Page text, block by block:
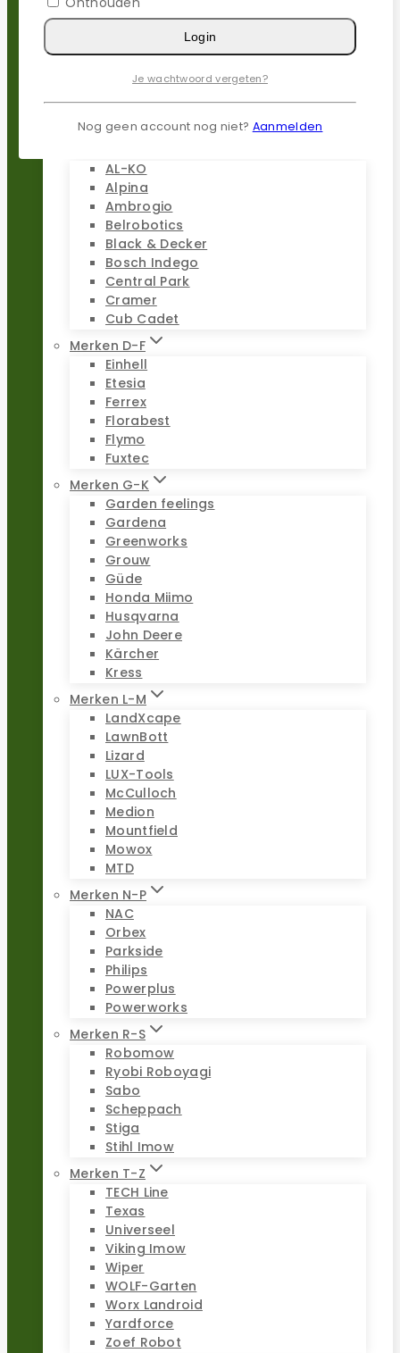
Gardena
Stiga
Stihl
Worx
AL-KO
Alpina
Ambrogio
Belrobotics
Black & Decker
Bosch Indego
Central Park
Cramer
Cub Cadet
Merken D-F
Einhell
Etesia
Ferrex
Florabest
Flymo
Fuxtec
Merken G-K
Garden feelings
Gardena
Greenworks
Grouw
Güde
Honda Miimo
Husqvarna
John Deere
Kärcher
Kress
Merken L-M
LandXcape
LawnBott
Lizard
LUX-Tools
McCulloch
Medion
Mountfield
Mowox
MTD
Merken N-P
NAC
Orbex
Parkside
Philips
Powerplus
Powerworks
Merken R-S
Robomow
Ryobi Roboyagi
Sabo
Scheppach
Stiga
Stihl Imow
Merken T-Z
TECH Line
Texas
Universeel
Viking Imow
Wiper
WOLF-Garten
Worx Landroid
Yardforce
Zoef Robot
Login
Je wachtwoord vergeten?
Nog geen account nog niet? Aanmelden